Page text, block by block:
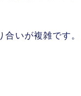
いが複雑です